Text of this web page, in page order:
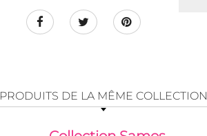
PRODUITS DE LA MÊME COLLECTION